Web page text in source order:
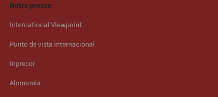
Notre presse
International Viewpoint
Punto de vista internacional
Inprecor
Alomamia